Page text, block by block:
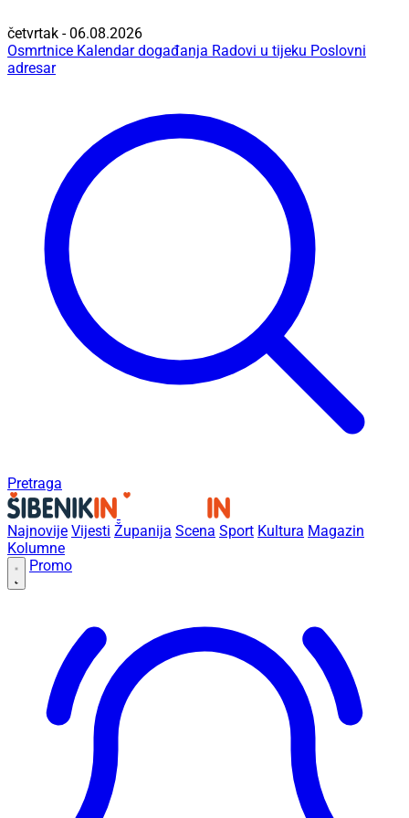
četvrtak - 06.08.2026
Osmrtnice Kalendar događanja Radovi u tijeku Poslovni
adresar
Pretraga
Najnovije Vijesti Županija Scena Sport Kultura Magazin
Kolumne
Promo